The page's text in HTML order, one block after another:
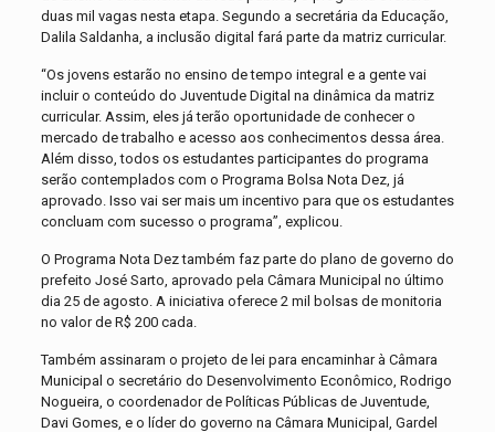
duas mil vagas nesta etapa. Segundo a secretária da Educação,
Dalila Saldanha, a inclusão digital fará parte da matriz curricular.
“Os jovens estarão no ensino de tempo integral e a gente vai
incluir o conteúdo do Juventude Digital na dinâmica da matriz
curricular. Assim, eles já terão oportunidade de conhecer o
mercado de trabalho e acesso aos conhecimentos dessa área.
Além disso, todos os estudantes participantes do programa
serão contemplados com o Programa Bolsa Nota Dez, já
aprovado. Isso vai ser mais um incentivo para que os estudantes
concluam com sucesso o programa”, explicou.
O Programa Nota Dez também faz parte do plano de governo do
prefeito José Sarto, aprovado pela Câmara Municipal no último
dia 25 de agosto. A iniciativa oferece 2 mil bolsas de monitoria
no valor de R$ 200 cada.
Também assinaram o projeto de lei para encaminhar à Câmara
Municipal o secretário do Desenvolvimento Econômico, Rodrigo
Nogueira, o coordenador de Políticas Públicas de Juventude,
Davi Gomes, e o líder do governo na Câmara Municipal, Gardel